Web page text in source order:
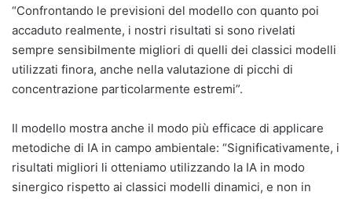
“Confrontando le previsioni del modello con quanto poi
accaduto realmente, i nostri risultati si sono rivelati
sempre sensibilmente migliori di quelli dei classici modelli
utilizzati finora, anche nella valutazione di picchi di
concentrazione particolarmente estremi”.
Il modello mostra anche il modo più efficace di applicare
metodiche di IA in campo ambientale: “Significativamente, i
risultati migliori li otteniamo utilizzando la IA in modo
sinergico rispetto ai classici modelli dinamici, e non in